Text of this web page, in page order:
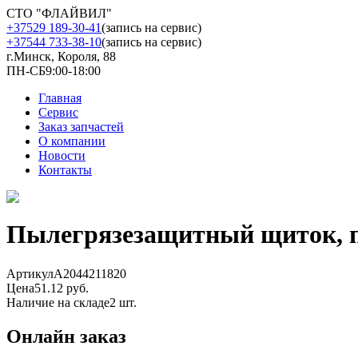
СТО "ФЛАЙВИЛ"
+37529 189-30-41(запись на сервис)
+37544 733-38-10(запись на сервис)
г.Минск, Короля, 88
ПН-СБ9:00-18:00
Главная
Сервис
Заказ запчастей
О компании
Новости
Контакты
Пылегрязезащитный щиток,
АртикулA2044211820
Цена51.12 руб.
Наличие на складе2 шт.
Онлайн заказ